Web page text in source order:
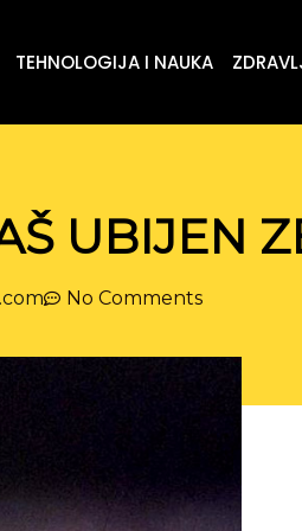
TEHNOLOGIJA I NAUKA
UBIJEN
No Comments